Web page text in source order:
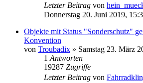
Letzter Beitrag von
Donnerstag 20. Juni 2019,
Objekte mit Status "Sonderschutz"
Konvention
von Troubadix » Samstag 23. März
1 Antworten
19287 Zugriffe
Letzter Beitrag von